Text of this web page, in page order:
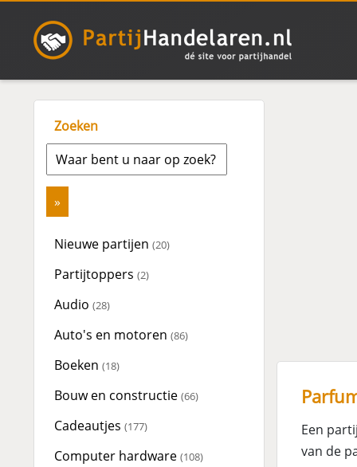
Zoeken
Nieuwe partijen (20)
Partijtoppers (2)
Audio (28)
Auto's en motoren (86)
Boeken (18)
Bouw en constructie (66)
Cadeautjes (177)
Computer hardware (108)
Een
van de